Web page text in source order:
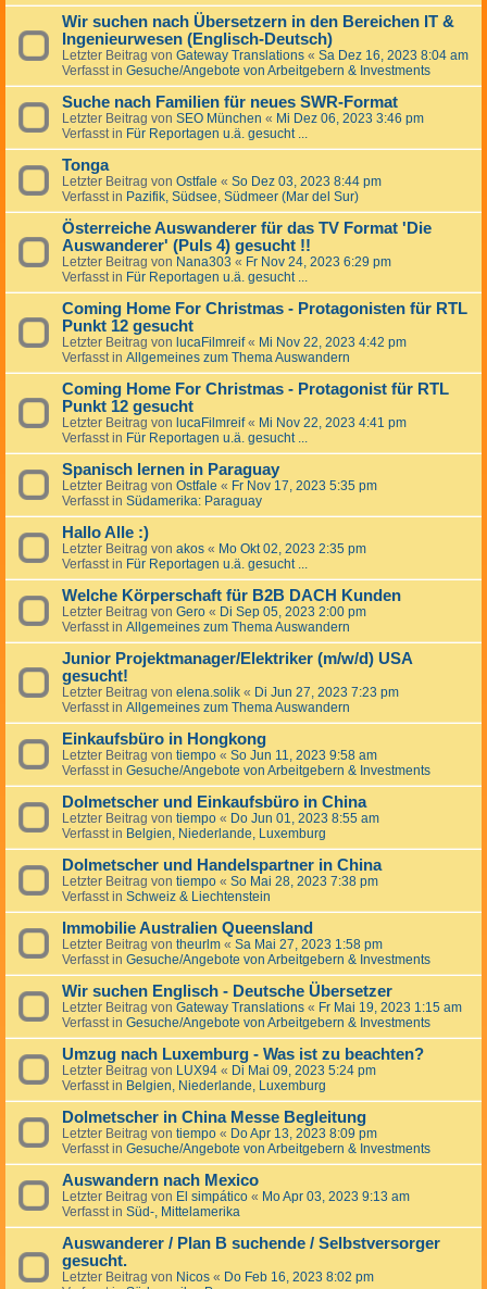
Wir suchen nach Übersetzern in den Bereichen IT &
Ingenieurwesen (Englisch-Deutsch)
Letzter Beitrag von Gateway Translations « Sa Dez 16, 2023 8:04 am
Verfasst in Gesuche/Angebote von Arbeitgebern & Investments
Suche nach Familien für neues SWR-Format
Letzter Beitrag von SEO München « Mi Dez 06, 2023 3:46 pm
Verfasst in Für Reportagen u.ä. gesucht ...
Tonga
Letzter Beitrag von Ostfale « So Dez 03, 2023 8:44 pm
Verfasst in Pazifik, Südsee, Südmeer (Mar del Sur)
Österreiche Auswanderer für das TV Format 'Die
Auswanderer' (Puls 4) gesucht !!
Letzter Beitrag von Nana303 « Fr Nov 24, 2023 6:29 pm
Verfasst in Für Reportagen u.ä. gesucht ...
Coming Home For Christmas - Protagonisten für RTL
Punkt 12 gesucht
Letzter Beitrag von lucaFilmreif« Mi Nov 22, 2023 4:42 pm
Verfasst in Allgemeines zum Thema Auswandern
Coming Home For Christmas - Protagonist für RTL
Punkt 12 gesucht
Letzter Beitrag von lucaFilmreif« Mi Nov 22, 2023 4:41 pm
Verfasst in Für Reportagen u.ä. gesucht ...
Spanisch lernen in Paraguay
Letzter Beitrag von Ostfale « Fr Nov 17, 2023 5:35 pm
Verfasst in Südamerika: Paraguay
Hallo Alle :)
Letzter Beitrag von akos « Mo Okt 02, 2023 2:35 pm
Verfasst in Für Reportagen u.ä. gesucht ...
Welche Körperschaft für B2B DACH Kunden
Letzter Beitrag von Gero « Di Sep 05, 2023 2:00 pm
Verfasst in Allgemeines zum Thema Auswandern
Junior Projektmanager/Elektriker (m/w/d) USA
gesucht!
Letzter Beitrag von elena.solik « Di Jun 27, 2023 7:23 pm
Verfasst in Allgemeines zum Thema Auswandern
Einkaufsbüro in Hongkong
Letzter Beitrag von tiempo « So Jun 11, 2023 9:58 am
Verfasst in Gesuche/Angebote von Arbeitgebern & Investments
Dolmetscher und Einkaufsbüro in China
Letzter Beitrag von tiempo « Do Jun 01, 2023 8:55 am
Verfasst in Belgien, Niederlande, Luxemburg
Dolmetscher und Handelspartner in China
Letzter Beitrag von tiempo « So Mai 28, 2023 7:38 pm
Verfasst in Schweiz & Liechtenstein
Immobilie Australien Queensland
Letzter Beitrag von theurlm « Sa Mai 27, 2023 1:58 pm
Verfasst in Gesuche/Angebote von Arbeitgebern & Investments
Wir suchen Englisch - Deutsche Übersetzer
Letzter Beitrag von Gateway Translations « Fr Mai 19, 2023 1:15 am
Verfasst in Gesuche/Angebote von Arbeitgebern & Investments
Umzug nach Luxemburg - Was ist zu beachten?
Letzter Beitrag von LUX94 « Di Mai 09, 2023 5:24 pm
Verfasst in Belgien, Niederlande, Luxemburg
Dolmetscher in China Messe Begleitung
Letzter Beitrag von tiempo « Do Apr 13, 2023 8:09 pm
Verfasst in Gesuche/Angebote von Arbeitgebern & Investments
Auswandern nach Mexico
Letzter Beitrag von El simpático « Mo Apr 03, 2023 9:13 am
Verfasst in Süd-, Mittelamerika
Auswanderer / Plan B suchende / Selbstversorger
gesucht.
Letzter Beitrag von Nicos « Do Feb 16, 2023 8:02 pm